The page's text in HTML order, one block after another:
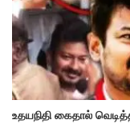
உதயநிதி கைதால்